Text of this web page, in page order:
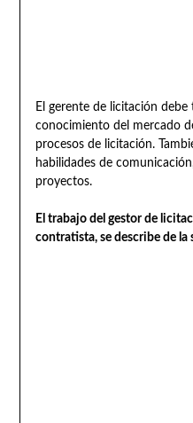
El gerente de licitación
conocimiento del mercado
procesos de licitación.
habilidades de
proyectos.
El trabajo del gestor de
contratista, se describe de la